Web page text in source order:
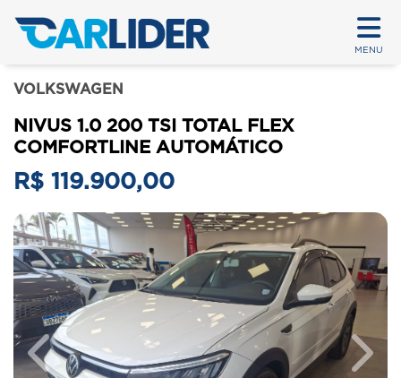
MENU
VOLKSWAGEN
NIVUS 1.0 200 TSI TOTAL FLEX
COMFORTLINE AUTOMÁTICO
R$ 119.900,00
Previous Next